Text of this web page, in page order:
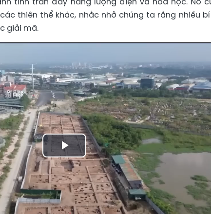
thiên thể khác, nhắc nhở chúng ta rằng nhiều
giải mã.
Play
Video